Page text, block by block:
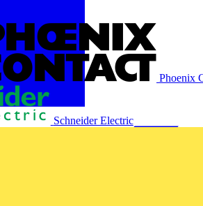
Phoenix
Schneider Electric